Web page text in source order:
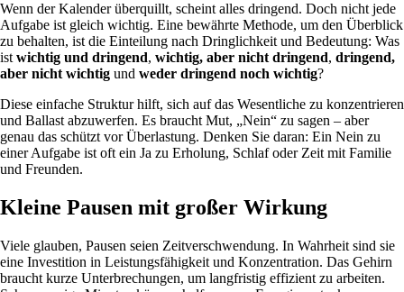
Wenn der Kalender überquillt, scheint alles dringend. Doch nicht jede
Aufgabe ist gleich wichtig. Eine bewährte Methode, um den Überblick
zu behalten, ist die Einteilung nach Dringlichkeit und Bedeutung: Was
istwichtig und dringend, wichtig, aber nicht dringend, dringend,
aber nicht wichtig und weder dringend noch wichtig?
Diese einfache Struktur hilft, sich auf das Wesentliche zu konzentrieren
und Ballast abzuwerfen. Es braucht Mut, „Nein“ zu sagen – aber
genau das schützt vor Überlastung. Denken Sie daran: Ein Nein zu
einer Aufgabe ist oft ein Ja zu Erholung, Schlaf oder Zeit mit Familie
und Freunden.
Kleine Pausen mit großer Wirkung
Viele glauben, Pausen seien Zeitverschwendung. In Wahrheit sind sie
eine Investition in Leistungsfähigkeit und Konzentration. Das Gehirn
braucht kurze Unterbrechungen, um langfristig effizient zu arbeiten.